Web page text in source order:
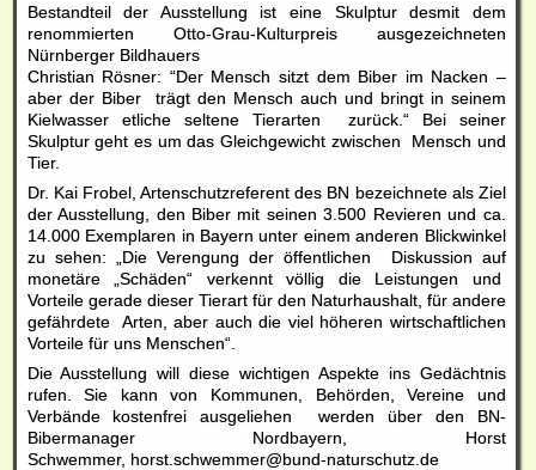
Bestandteil der Ausstellung ist eine Skulptur desmit dem
renommierten Otto-Grau-Kulturpreis ausgezeichneten
Nürnberger Bildhauers
Christian Rösner: “Der Mensch sitzt dem Biber im Nacken –
aber der Biber trägt den Mensch auch und bringt in seinem
Kielwasser etliche seltene Tierarten zurück.“ Bei seiner
Skulptur geht es um das Gleichgewicht zwischen Mensch und
Tier.
Dr. Kai Frobel, Artenschutzreferent des BN bezeichnete als Ziel
der Ausstellung, den Biber mit seinen 3.500 Revieren und ca.
14.000 Exemplaren in Bayern unter einem anderen Blickwinkel
zu sehen: „Die Verengung der öffentlichen Diskussion auf
monetäre „Schäden“ verkennt völlig die Leistungen und
Vorteile gerade dieser Tierart für den Naturhaushalt, für andere
gefährdete Arten, aber auch die viel höheren wirtschaftlichen
Vorteile für uns Menschen“.
Die Ausstellung will diese wichtigen Aspekte ins Gedächtnis
rufen. Sie kann von Kommunen, Behörden, Vereine und
Verbände kostenfrei ausgeliehen werden über den BN-
Bibermanager Nordbayern, Horst
Schwemmer, horst.schwemmer@bund-naturschutz.de